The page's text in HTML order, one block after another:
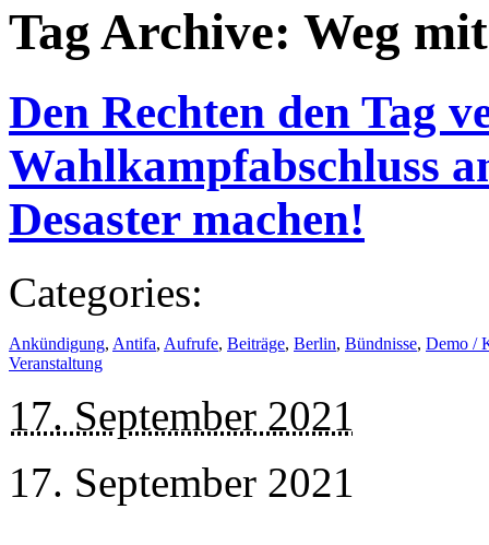
Tag Archive: Weg
Den Rechten den Tag
Wahlkampfabschluss
Desaster machen!
Categories:
Ankündigung, Antifa, Aufrufe, Beiträge, Berlin, Bündnisse, Demo /
Veranstaltung
17. September 2021
17. September 2021